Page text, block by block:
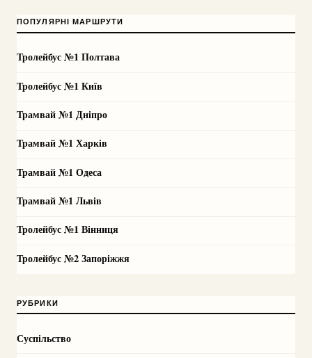
ПОПУЛЯРНІ МАРШРУТИ
Тролейбус №1 Полтава
Тролейбус №1 Київ
Трамвай №1 Дніпро
Трамвай №1 Харків
Трамвай №1 Одеса
Трамвай №1 Львів
Тролейбус №1 Вінниця
Тролейбус №2 Запоріжжя
РУБРИКИ
Суспільство